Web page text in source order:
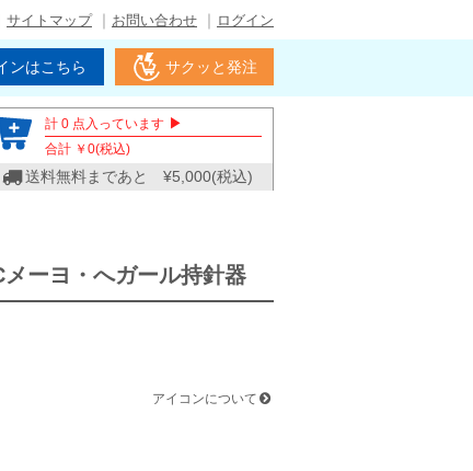
サイトマップ お問い合わせ ログイン
ンはこちら サクッと発注
計 0 点入っています ▶
合計 ￥ 0(税込)
送料無料まであと ¥5,000(税込)
ーヨ・へガール持針器
アイコンについて